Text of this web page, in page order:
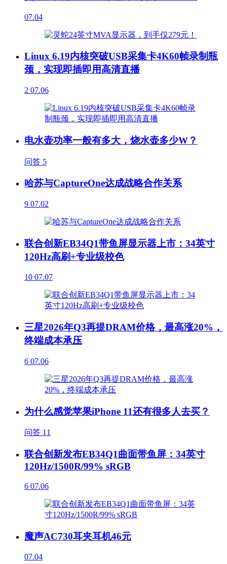
07.04
Linux 6.19内核突破USB采集卡4K60帧录制瓶
颈，实现即插即用高清直播
2 07.06
电水壶功率一般有多大，烧水壶多少W？
问答 5
哈苏与CaptureOne达成战略合作关系
9 07.02
联合创新EB34Q1带鱼屏显示器上市：34英寸
120Hz高刷+专业级校色
10 07.07
三星2026年Q3再提DRAM价格，最高涨20%，
终端成本承压
6 07.06
为什么感觉苹果iPhone 11还有很多人去买？
问答 11
联合创新发布EB34Q1曲面带鱼屏：34英寸
120Hz/1500R/99% sRGB
6 07.06
魔声AC730耳夹耳机46元
07.04